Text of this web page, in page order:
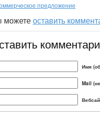
предложение
можетеоставить
Имя
Mail